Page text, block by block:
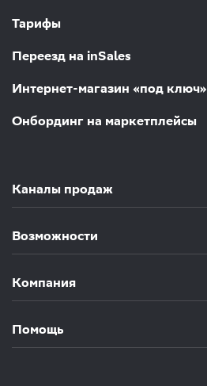
Тарифы
Переезд на inSales
Интернет-магазин «под ключ»
Онбординг на маркетплейсы
Каналы продаж
Возможности
Компания
Помощь